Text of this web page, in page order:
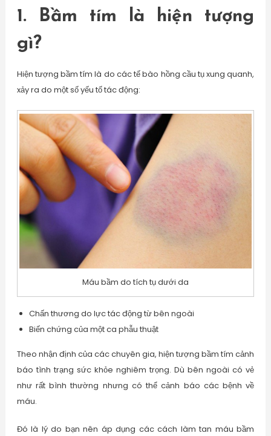
1. Bầm tím là hiện tượng
gì?
Hiện tượng bầm tím là do các tế bào hồng cầu tụ xung quanh,
xảy ra do một số yếu tố tác động:
Máu bầm do tích tụ dưới da
Chấn thương do lực tác động từ bên ngoài
Biến chứng của một ca phẫu thuật
Theo nhận định của các chuyên gia, hiện tượng bầm tím cảnh
báo tình trạng sức khỏe nghiêm trọng. Dù bên ngoài có vẻ
như rất bình thường nhưng có thể cảnh báo các bệnh về
máu.
Đó là lý do bạn nên áp dụng các cách làm tan máu bầm